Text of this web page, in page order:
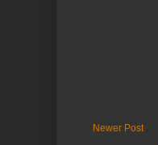
Newer Post